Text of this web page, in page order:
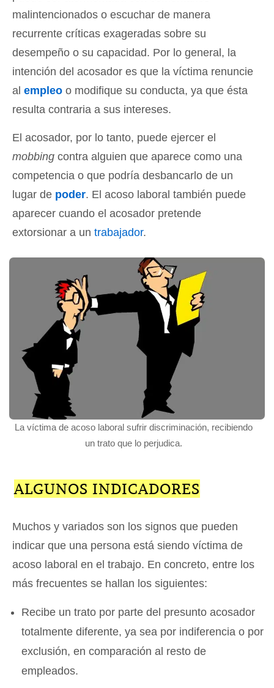
malintencionados o escuchar de manera
recurrente críticas exageradas sobre su
desempeño o su capacidad. Por lo general, la
intención del acosador es que la víctima renuncie
al empleo o modifique su conducta, ya que ésta
resulta contraria a sus intereses.
El acosador, por lo tanto, puede ejercer el
mobbing contra alguien que aparece como una
competencia o que podría desbancarlo de un
lugar de poder. El acoso laboral también puede
aparecer cuando el acosador pretende
extorsionar a un trabajador.
La víctima de acoso laboral sufrir discriminación, recibiendo
un trato que lo perjudica.
ALGUNOS INDICADORES
Muchos y variados son los signos que pueden
indicar que una persona está siendo víctima de
acoso laboral en el trabajo. En concreto, entre los
más frecuentes se hallan los siguientes:
Recibe un trato por parte del presunto acosador
totalmente diferente, ya sea por indiferencia o por
exclusión, en comparación al resto de
empleados.